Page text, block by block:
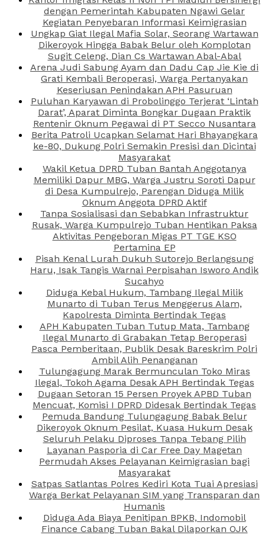
dengan Pemerintah Kabupaten Ngawi Gelar
Kegiatan Penyebaran Informasi Keimigrasian
Ungkap Giat Ilegal Mafia Solar, Seorang Wartawan
Dikeroyok Hingga Babak Belur oleh Komplotan
Sugit Celeng, Dian Cs Wartawan Abal-Abal
Arena Judi Sabung Ayam dan Dadu Cap Jie Kie di
Grati Kembali Beroperasi, Warga Pertanyakan
Keseriusan Penindakan APH Pasuruan
Puluhan Karyawan di Probolinggo Terjerat ‘Lintah
Darat’, Aparat Diminta Bongkar Dugaan Praktik
Rentenir Oknum Pegawai di PT Secco Nusantara
Berita Patroli Ucapkan Selamat Hari Bhayangkara
ke-80, Dukung Polri Semakin Presisi dan Dicintai
Masyarakat
Wakil Ketua DPRD Tuban Bantah Anggotanya
Memiliki Dapur MBG, Warga Justru Soroti Dapur
di Desa Kumpulrejo, Parengan Diduga Milik
Oknum Anggota DPRD Aktif
Tanpa Sosialisasi dan Sebabkan Infrastruktur
Rusak, Warga Kumpulrejo Tuban Hentikan Paksa
Aktivitas Pengeboran Migas PT TGE KSO
Pertamina EP
Pisah Kenal Lurah Dukuh Sutorejo Berlangsung
Haru, Isak Tangis Warnai Perpisahan Isworo Andik
Sucahyo
Diduga Kebal Hukum, Tambang Ilegal Milik
Munarto di Tuban Terus Menggerus Alam,
Kapolresta Diminta Bertindak Tegas
APH Kabupaten Tuban Tutup Mata, Tambang
Ilegal Munarto di Grabakan Tetap Beroperasi
Pasca Pemberitaan, Publik Desak Bareskrim Polri
Ambil Alih Penanganan
Tulungagung Marak Bermunculan Toko Miras
Ilegal, Tokoh Agama Desak APH Bertindak Tegas
Dugaan Setoran 15 Persen Proyek APBD Tuban
Mencuat, Komisi I DPRD Didesak Bertindak Tegas
Pemuda Bandung Tulungagung Babak Belur
Dikeroyok Oknum Pesilat, Kuasa Hukum Desak
Seluruh Pelaku Diproses Tanpa Tebang Pilih
Layanan Pasporia di Car Free Day Magetan
Permudah Akses Pelayanan Keimigrasian bagi
Masyarakat
Satpas Satlantas Polres Kediri Kota Tuai Apresiasi
Warga Berkat Pelayanan SIM yang Transparan dan
Humanis
Diduga Ada Biaya Penitipan BPKB, Indomobil
Finance Cabang Tuban Bakal Dilaporkan OJK